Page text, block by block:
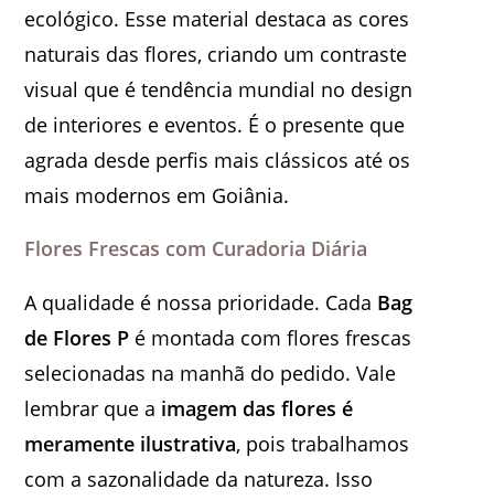
ecológico. Esse material destaca as cores
naturais das flores, criando um contraste
visual que é tendência mundial no design
de interiores e eventos. É o presente que
agrada desde perfis mais clássicos até os
mais modernos em Goiânia.
Flores Frescas com Curadoria Diária
A qualidade é nossa prioridade. Cada Bag
de Flores P é montada com flores frescas
selecionadas na manhã do pedido. Vale
lembrar que a imagem das flores é
meramente ilustrativa, pois trabalhamos
com a sazonalidade da natureza. Isso